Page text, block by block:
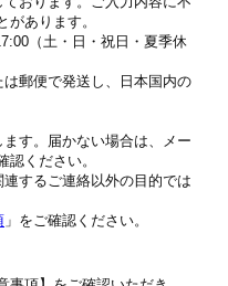
あります。
（土・日・祝日・夏季休
郵便で発送し、日本国内の
す。届かない場合は、メー
ください。
するご連絡以外の目的では
」をご確認ください。